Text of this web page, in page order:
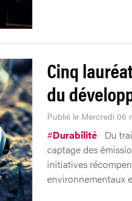
Cinq
du
Publié le Mercredi 06
#Durabilité Du
captage des
initiatives
environnementaux